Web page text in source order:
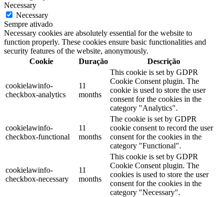
Necessary
Necessary
Sempre ativado
Necessary cookies are absolutely essential for the website to
function properly. These cookies ensure basic functionalities and
security features of the website, anonymously.
Cookie
Duração Descrição
cookielawinfo-
checkbox-analytics
11
months
This cookie is set by GDPR
Cookie Consent plugin. The
cookie is used to store the user
consent for the cookies in the
category "Analytics".
cookielawinfo-
checkbox-functional
11
months
The cookie is set by GDPR
cookie consent to record the user
consent for the cookies in the
category "Functional".
cookielawinfo-
checkbox-necessary
11
months
This cookie is set by GDPR
Cookie Consent plugin. The
cookies is used to store the user
consent for the cookies in the
category "Necessary".